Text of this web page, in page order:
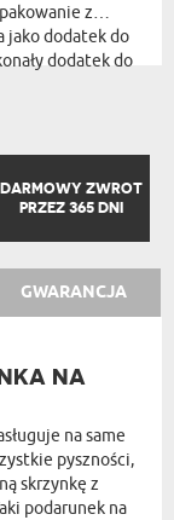
z
jako dodatek do
dodatek do
DARMOWY ZWROT
PRZEZ 365 DNI
GWARANCJA
NA
na same
pyszności,
skrzynkę z
podarunek na